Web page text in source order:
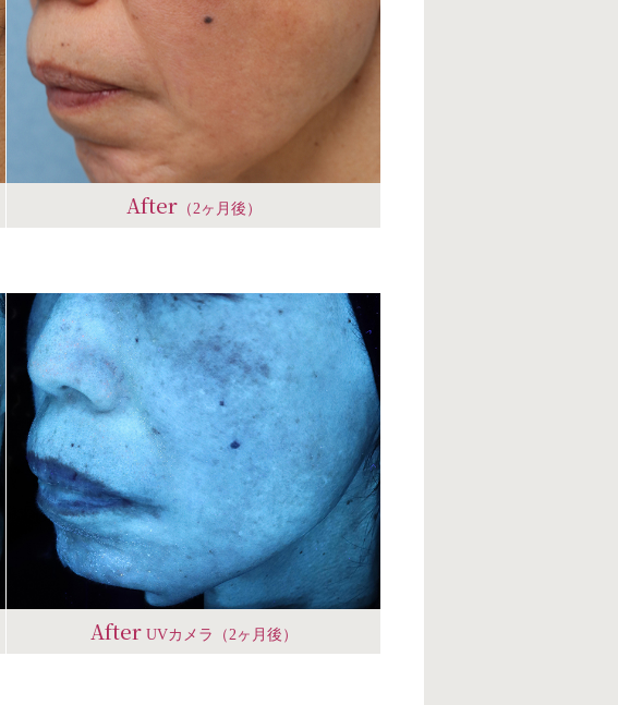
After（2ヶ月後）
AfterUVカメラ（2ヶ月後）